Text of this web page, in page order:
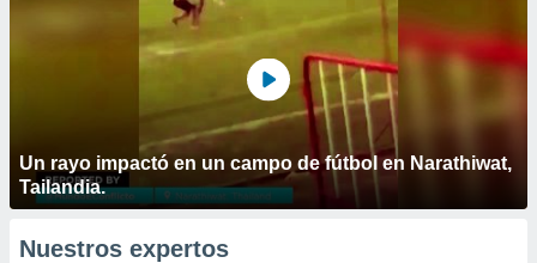
Un rayo impactó en un campo de fútbol en Narathiwat,
Tailandia.
Nuestros expertos